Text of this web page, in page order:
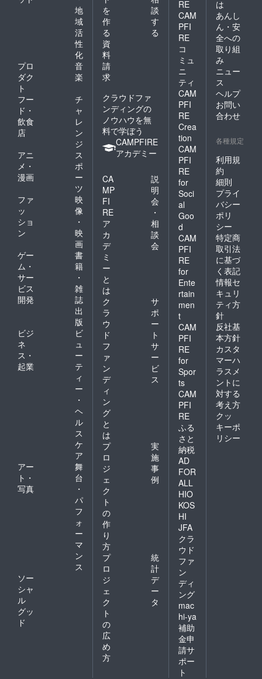
地
域
活
性
化
プロ
ダク
ト
音
楽
フー
ド・
飲食
店
チ
ャ
レ
ン
ジ
アニ
メ・
漫画
ス
ポ
ー
ツ
ファ
ッ
ショ
ン
映
像
・
映
画
ゲー
ム・
サー
ビス
開発
書
籍
・
雑
誌
出
版
ビジ
ネ
ス・
起業
ビ
ュ
ー
テ
ィ
ー
・
ヘ
ル
ス
ケ
ア
アー
ト・
写真
舞
台
・
パ
フ
ォ
ー
マ
ン
ス
ソー
シャ
ル
グッ
ド
を
作
る
談
す
る
資
料
請
求
クラウドファ
ンディングの
ノウハウを無
料で学ぼう
CAMPFIRE
アカデミー
CA
MP
FI
RE
ア
カ
デ
ミ
ー
と
は
説
明
会
・
相
談
会
ク
ラ
ウ
ド
フ
ァ
ン
デ
ィ
ン
グ
と
は
サ
ポ
ー
ト
サ
ー
ビ
ス
プ
ロ
ジ
ェ
ク
ト
の
作
り
方
実
施
事
例
プ
ロ
ジ
ェ
ク
ト
の
広
め
方
統
計
デ
ー
タ
RE
CAM
PFI
RE
コ
ミュ
ニ
ティ
CAM
PFI
RE
Crea
tion
CAM
PFI
RE
for
Soci
al
Goo
d
CAM
PFI
RE
for
Ente
rtain
men
t
CAM
PFI
RE
for
Spor
ts
CAM
PFI
RE
ふる
さと
納税
AD
FOR
ALL
HIO
KOS
HI
JFA
クラ
ウド
ファ
ン
ディ
ング
mac
hi-ya
補助
金申
請サ
ポー
ト
は
あんし
ん・安
全への
取り組
み
ニュー
ス
ヘルプ
お問い
合わせ
各種規定
利用規
約
細則
プライ
バシー
ポリ
シー
特定商
取引法
に基づ
く表記
情報セ
キュリ
ティ方
針
反社基
本方針
カスタ
マーハ
ラスメ
ントに
対する
考え方
クッ
キーポ
リシー